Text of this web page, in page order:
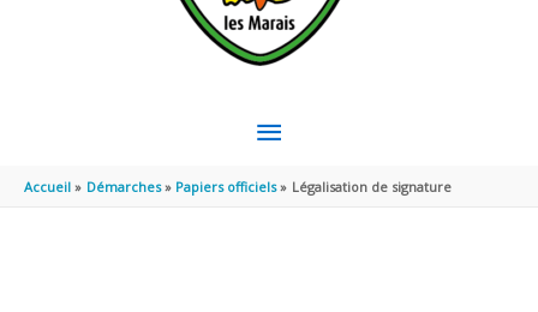
MENU
PRINCIPAL
Accueil Démarches Papiers officiels Légalisation de signature